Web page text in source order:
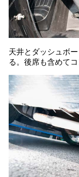
天井とダッシュボ
る。後席も含めて